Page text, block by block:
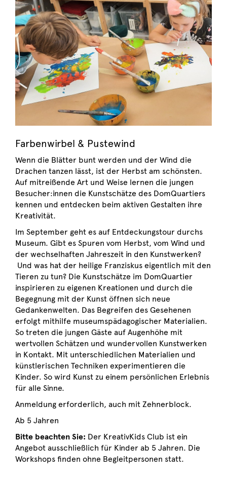
Farbenwirbel & Pustewind
Wenn die Blätter bunt werden und der Wind die
Drachen tanzen lässt, ist der Herbst am schönsten.
Auf mitreißende Art und Weise lernen die jungen
Besucher:innen die Kunstschätze des DomQuartiers
kennen und entdecken beim aktiven Gestalten ihre
Kreativität.
Im September geht es auf Entdeckungstour durchs
Museum. Gibt es Spuren vom Herbst, vom Wind und
der wechselhaften Jahreszeit in den Kunstwerken?
Und was hat der heilige Franziskus eigentlich mit den
Tieren zu tun? Die Kunstschätze im DomQuartier
inspirieren zu eigenen Kreationen und durch die
Begegnung mit der Kunst öffnen sich neue
Gedankenwelten. Das Begreifen des Gesehenen
erfolgt mithilfe museumspädagogischer Materialien.
So treten die jungen Gäste auf Augenhöhe mit
wertvollen Schätzen und wundervollen Kunstwerken
in Kontakt. Mit unterschiedlichen Materialien und
künstlerischen Techniken experimentieren die
Kinder. So wird Kunst zu einem persönlichen Erlebnis
für alle Sinne.
Anmeldung erforderlich, auch mit Zehnerblock.
Ab 5 Jahren
Bitte beachten Sie: Der KreativKids Club ist ein
Angebot ausschließlich für Kinder ab 5 Jahren. Die
Workshops finden ohne Begleitpersonen statt.